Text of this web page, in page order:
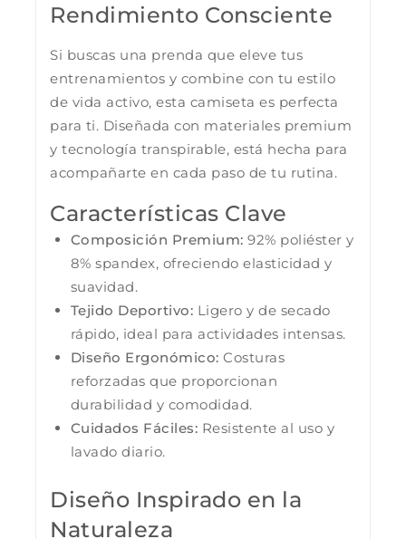
Rendimiento Consciente
Si buscas una prenda que eleve tus
entrenamientos y combine con tu estilo
de vida activo, esta camiseta es perfecta
para ti. Diseñada con materiales premium
y tecnología transpirable, está hecha para
acompañarte en cada paso de tu rutina.
Características Clave
Composición Premium: 92% poliéster y
8% spandex, ofreciendo elasticidad y
suavidad.
Tejido Deportivo: Ligero y de secado
rápido, ideal para actividades intensas.
Diseño Ergonómico: Costuras
reforzadas que proporcionan
durabilidad y comodidad.
Cuidados Fáciles: Resistente al uso y
lavado diario.
Diseño Inspirado en la
Naturaleza